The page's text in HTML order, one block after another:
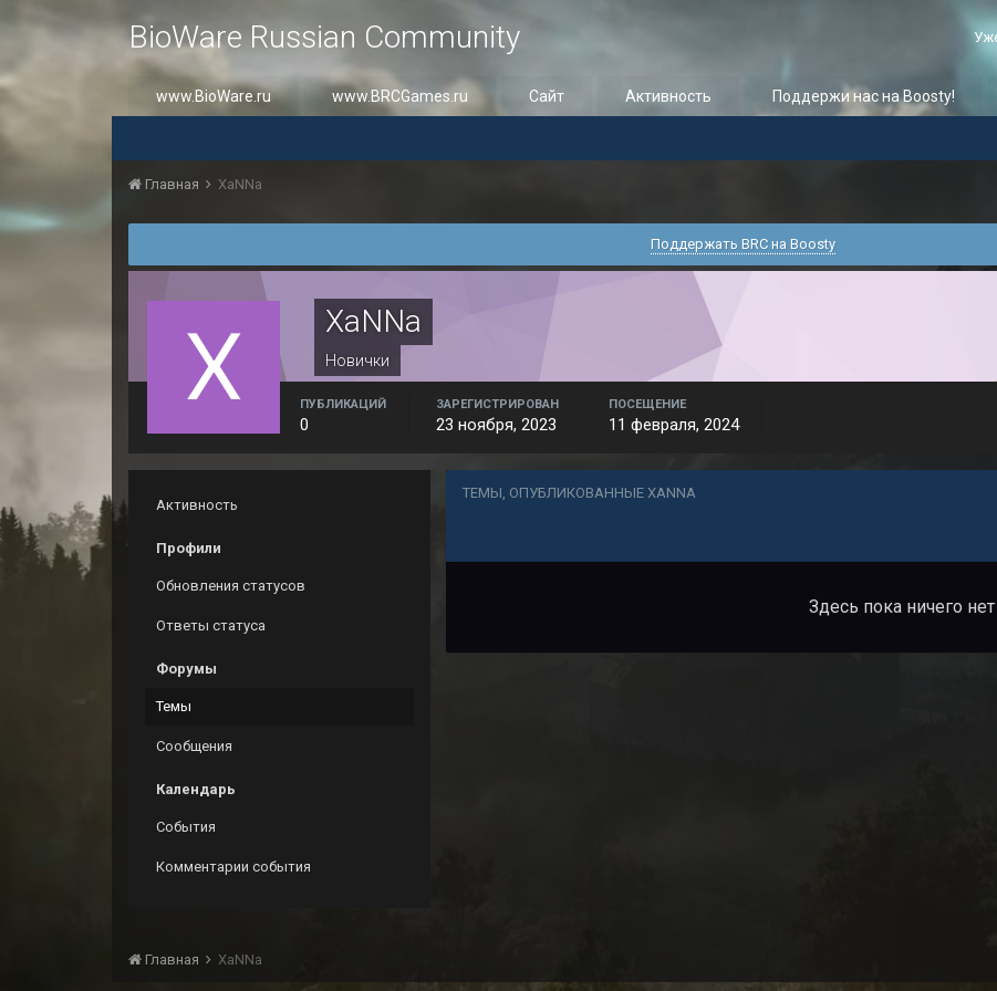
BioWare Russian Community
www.BioWare.ru www.BRCGames.ru Сайт Активность Поддержи нас на Boosty!
Главная XaNNa
Поддержать BRC на Boosty
XaNNa
Новички
ПУБЛИКАЦИЙ
0
ЗАРЕГИСТРИРОВАН
23 ноября, 2023
ПОСЕЩЕНИЕ
11 февраля, 2024
Активность
Профили
Обновления статусов
Ответы статуса
Форумы
Темы
Сообщения
Календарь
События
Комментарии события
ТЕМЫ, ОПУБЛИКОВАННЫЕ XANNA
Здесь пока ничего нет
Главная XaNNa